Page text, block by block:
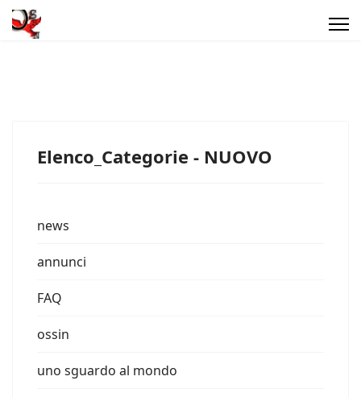
Elenco_Categorie - NUOVO
news
annunci
FAQ
ossin
uno sguardo al mondo